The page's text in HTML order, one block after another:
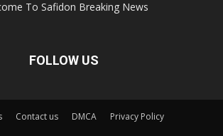
To Safidon Breaking News
FOLLOW US
Contact us DMCA Privacy Policy